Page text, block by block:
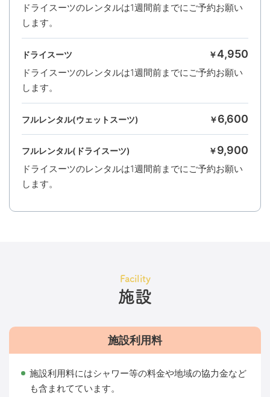
ドライスーツのレンタルは1週間前までにご予約お願い
します。
ドライスーツ ￥4,950
ドライスーツのレンタルは1週間前までにご予約お願い
します。
フルレンタル(ウェットスーツ) ￥6,600
フルレンタル(ドライスーツ) ￥9,900
ドライスーツのレンタルは1週間前までにご予約お願い
します。
Facility
施設
施設利用料
施設利用料にはシャワー等の料金や地域の協力金など
も含まれてています。